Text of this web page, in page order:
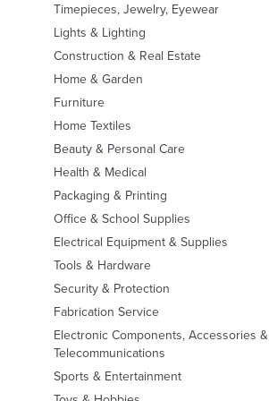
Timepieces, Jewelry, Eyewear
Lights & Lighting
Construction & Real Estate
Home & Garden
Furniture
Home Textiles
Beauty & Personal Care
Health & Medical
Packaging & Printing
Office & School Supplies
Electrical Equipment & Supplies
Tools & Hardware
Security & Protection
Fabrication Service
Electronic Components, Accessories &
Telecommunications
Sports & Entertainment